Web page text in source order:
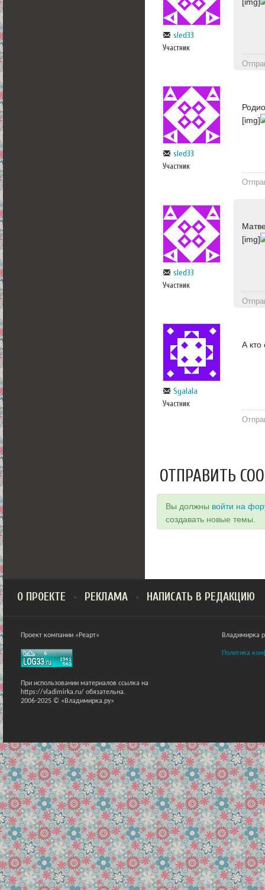
sled33
Участник
sled33
Участник
[img]
sled33
Участник
[img]
Syalala
Участник
А кто
ОТПРАВИТЬ
Вы должны войти на
создавать новые темы.
О ПРОЕКТЕ РЕКЛАМА НАПИСАТЬ В РЕДАКЦИЮ
Проект компании «Реарт»
При использовании материалов ссылка на
https://vladimirka.ru/ обязательна.
2006-2025 © «Владимирка.ру»
Владимирка
Политика